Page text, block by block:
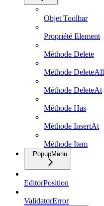
Objet Toolbar
Propriété Element
Méthode Delete
Méthode DeleteAll
Méthode DeleteAt
Méthode Has
Méthode InsertAt
Méthode Item
PopupMenu
EditorPosition
ValidatorError